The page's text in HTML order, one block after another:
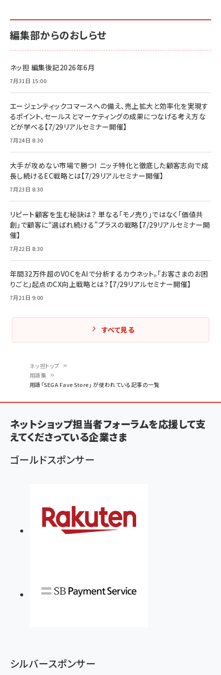
ン
く
ず
ネッ担トップ
用語集
用語「SEGA Fave Store」 が使われている記事の一覧
編集部からのおしらせ
ネッ担 編集後記2026年6月
7月31日 15:00
エージェンティックコマースへの備え、売上拡大と効率化を実現す
るポイント、セールスとマーケティングの成果につなげる考え方な
どが学べる【7/29リアルセミナー開催】
7月24日 8:30
大手が攻めない市場で勝つ！ ニッチ特化と徹底した顧客志向で成
長し続けるEC戦略とは【7/29リアルセミナー開催】
7月23日 8:30
リピート顧客を生む秘訣は？ 単なる「モノ売り」ではなく「価値共
創」で顧客に“選ばれ続ける”プラスの戦略【7/29リアルセミナー開
催】
7月22日 8:30
年間32万件超のVOCをAIで分析するカウネット。「お客さまのお困
りごと」起点のCX向上戦略とは？【7/29リアルセミナー開催】
7月21日 9:00
すべて見る
ネットショップ担当者フォーラムを応援して支
えてくださっている企業さま
ゴールドスポンサー
シルバースポンサー